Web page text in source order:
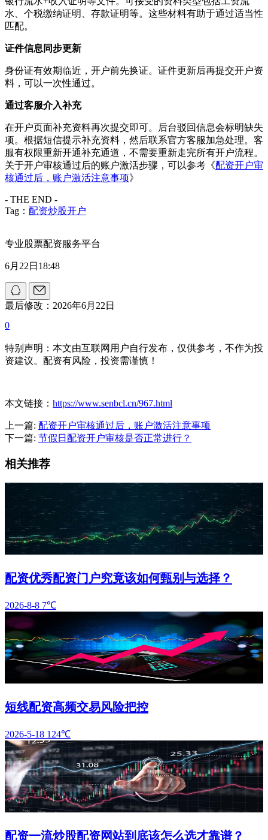
水、个税缴纳证明、存款证明等。这些材料有助于通过适当性
匹配。
证件信息同步更新
身份证有效期临近，开户前先换证。证件更新后再提交开户资
料，可以一次性通过。
通过客服介入补充
在开户页面补充资料再次提交即可。后台驳回信息会标明缺失
项。根据短信提示补充资料，然后联系官方客服加急处理。客
服有权限重新开通补充通道，不需要重新走完所有开户流程。
关于开户审核通过后的账户激活步骤，可以参考《配资开户审
核通过后，账户激活注意事项》
- THE END -
Tag： 配资炒股开户
专业股票配资服务平台
6月22日18:48
最后修改：2026年6月22日
0
特别声明：本文由互联网用户自行发布，仅供参考，不作为投
资建议。配资有风险，投资需谨慎！
本文链接： https://www.senbcl.cn/967.html
上一篇: 配资开户审核通过后，账户激活注意事项
下一篇: 节假日配资开户审核是否正常进行？
相关推荐
配资优秀配资门户究竟该如何甄别与选择？
2026-8-8 7℃
短线配资高频交易风险把控
2026-5-18 124℃
配资一流炒股配资网站到底该怎么选才靠谱？